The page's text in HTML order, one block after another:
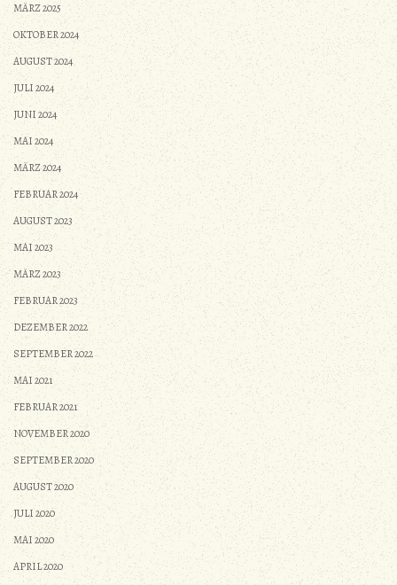
MÄRZ 2025
OKTOBER 2024
AUGUST 2024
JULI 2024
JUNI 2024
MAI 2024
MÄRZ 2024
FEBRUAR 2024
AUGUST 2023
MAI 2023
MÄRZ 2023
FEBRUAR 2023
DEZEMBER 2022
SEPTEMBER 2022
MAI 2021
FEBRUAR 2021
NOVEMBER 2020
SEPTEMBER 2020
AUGUST 2020
JULI 2020
MAI 2020
APRIL 2020